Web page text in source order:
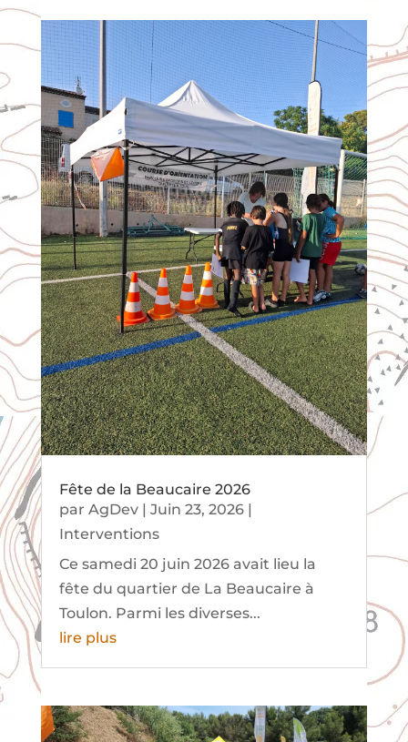
Fête de la Beaucaire 2026
par AgDev| Juin 23, 2026|
Interventions
Ce samedi 20 juin 2026 avait lieu la
fête du quartier de La Beaucaire à
Toulon. Parmi les diverses...
lire plus